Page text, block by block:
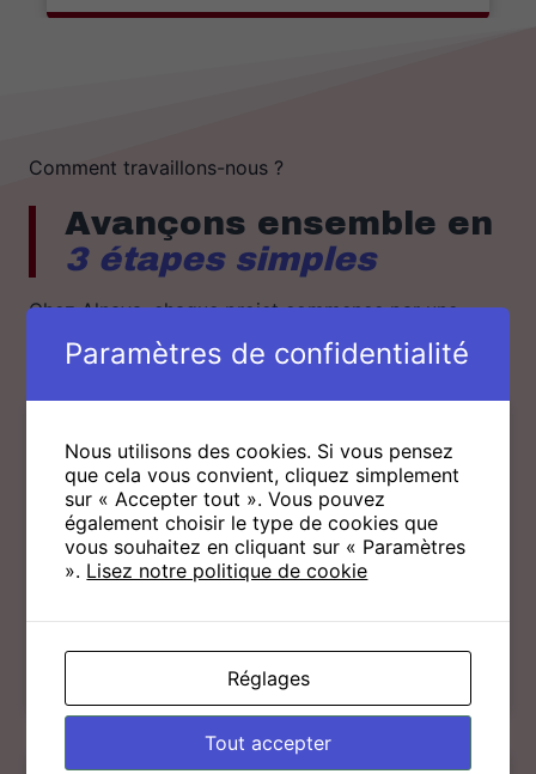
Comment travaillons-nous ?
Avançons ensemble en
3 étapes simples
Chez Alnaya, chaque projet commence par une
totale. Voici notre méthode :
ETAPE 1
Contactez-nous directement
Vous avez un projet ou une urgence toiture ?
formulaire. Nous analysons votre besoin
ETAPE 2
Paramètres de confidentialité
Nous utilisons des cookies. Si vous pensez
que cela vous convient, cliquez simplement
sur « Accepter tout ». Vous pouvez
également choisir le type de cookies que
vous souhaitez en cliquant sur « Paramètres
». Lisez notre politique de cookie
Réglages
Tout accepter